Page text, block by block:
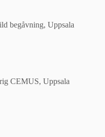
begåvning, Uppsala
CEMUS, Uppsala